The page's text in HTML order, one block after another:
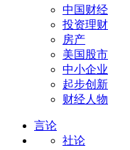
中国财经
投资理财
房产
美国股市
中小企业
起步创新
财经人物
言论
社论